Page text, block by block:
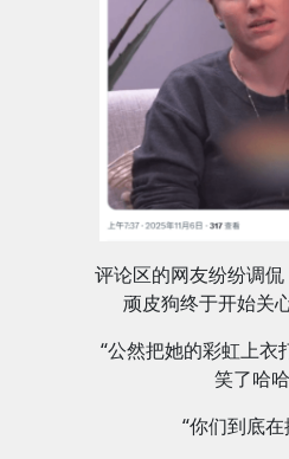
评论区的网友纷纷调
顽皮狗终于开始关
“公然把她的彩虹上衣
笑了哈
“你们到底